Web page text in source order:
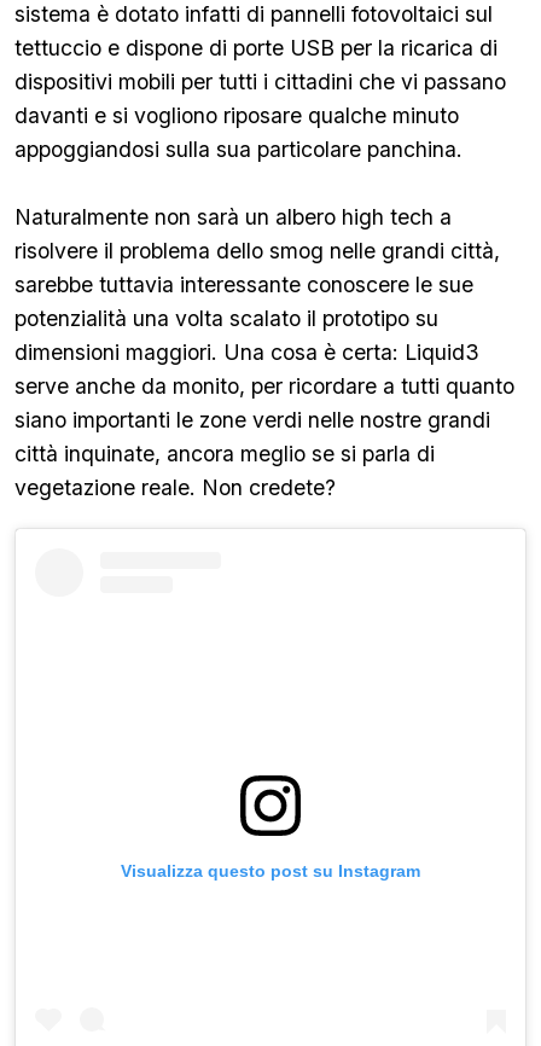
sistema è dotato infatti di pannelli fotovoltaici sul
tettuccio e dispone di porte USB per la ricarica di
dispositivi mobili per tutti i cittadini che vi passano
davanti e si vogliono riposare qualche minuto
appoggiandosi sulla sua particolare panchina.
Naturalmente non sarà un albero high tech a
risolvere il problema dello smog nelle grandi città,
sarebbe tuttavia interessante conoscere le sue
potenzialità una volta scalato il prototipo su
dimensioni maggiori. Una cosa è certa: Liquid3
serve anche da monito, per ricordare a tutti quanto
siano importanti le zone verdi nelle nostre grandi
città inquinate, ancora meglio se si parla di
vegetazione reale. Non credete?
Visualizza questo post su Instagram